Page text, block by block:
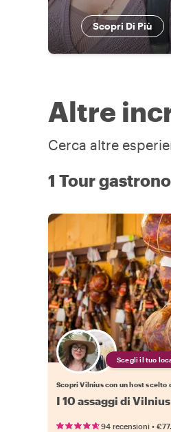
Scopri Di Più
Altre
Cerca altre
1 Tour
Scegli il tuo
Scopri Vilnius con un host scelto
I 10 assaggi di Vilnius
94 recensioni •